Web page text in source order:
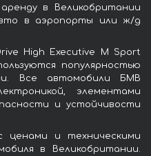
в Великобритании
в аэропорты или ж/д
High Executive M Sport
популярностью
Все автомобили БМВ
элементами
и устойчивости
ценами и техническими
в Великобритании.